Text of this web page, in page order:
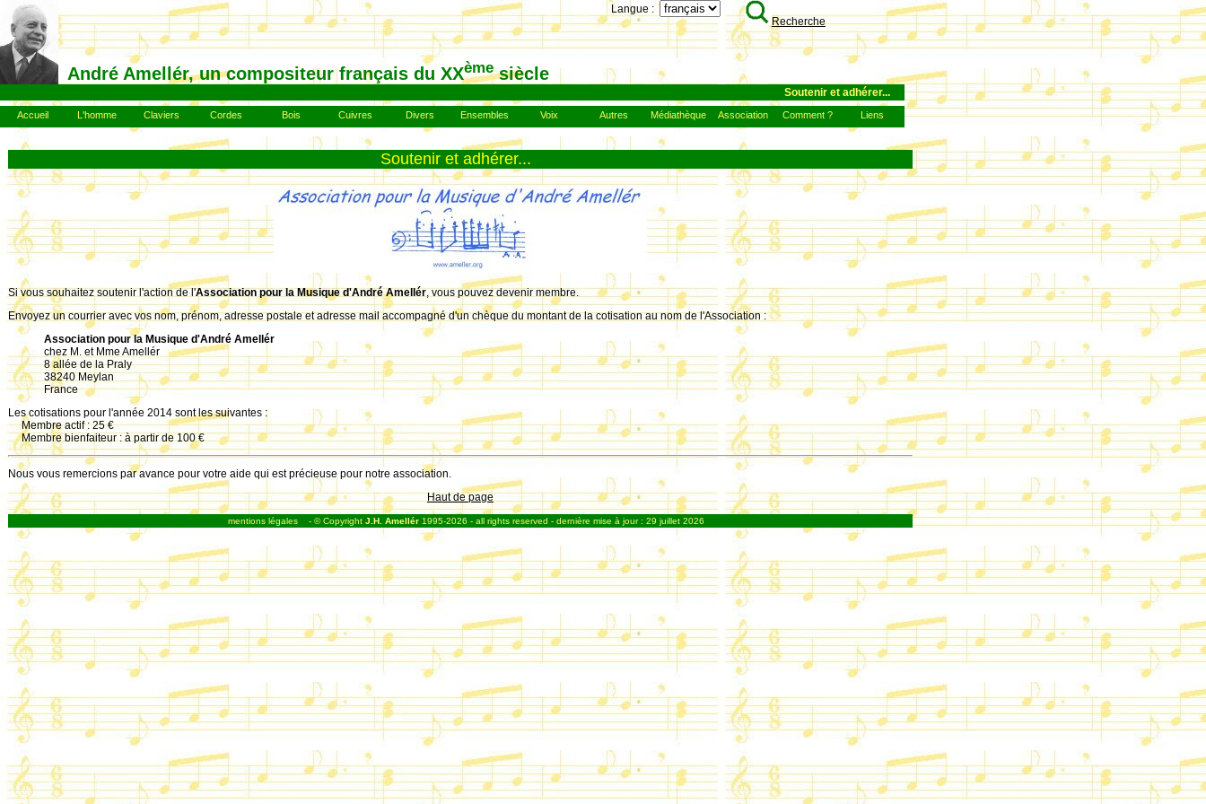
André Amellér, un compositeur français du XXèmesiècle
Langue :
Recherche
Soutenir et adhérer...
Accueil L'homme Claviers Cordes Bois Cuivres Divers Ensembles Voix Autres Médiathèque Association Comment ? Liens
Soutenir et adhérer...
Si vous souhaitez soutenir l'action de l'Association pour la Musique d'André Amellér, vous pouvez devenir membre.
Envoyez un courrier avec vos nom, prénom, adresse postale et adresse mail accompagné d'un chèque du montant de la cotisation au nom de l'Association :
Association pour la Musique d'André Amellér
chez M. et Mme Amellér
8 allée de la Praly
38240 Meylan
France
Les cotisations pour l'année 2014 sont les suivantes :
Membre actif : 25 €
Membre bienfaiteur : à partir de 100 €
Nous vous remercions par avance pour votre aide qui est précieuse pour notre association.
Haut de page
mentions légales - © Copyright J.H. Amellér1995-2026 - all rights reserved - dernière mise à jour : 29 juillet 2026